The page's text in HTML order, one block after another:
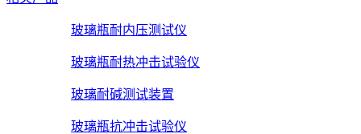
玻璃瓶耐内压测试仪
玻璃瓶耐热冲击试验仪
玻璃耐碱测试装置
玻璃瓶抗冲击试验仪